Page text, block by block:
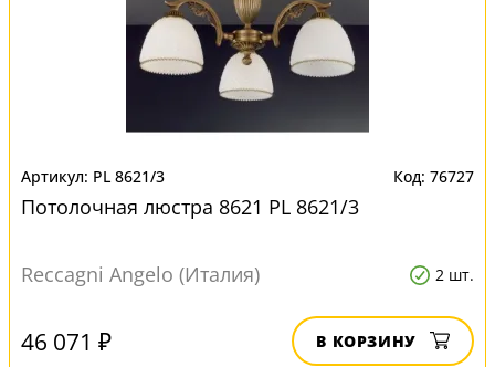
PL 8621/3 76727
Потолочная люстра 8621 PL 8621/3
Reccagni Angelo (Италия) 2 шт.
46 071 ₽ В КОРЗИНУ